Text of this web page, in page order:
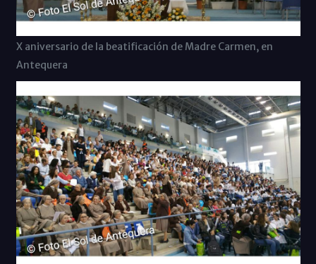
X aniversario de la beatificación de Madre Carmen, en
Antequera